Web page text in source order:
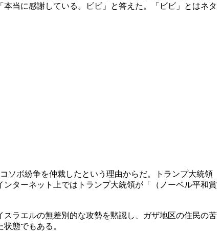
当に感謝している。ビビ」と答えた。「ビビ」とはネタ
ソボ紛争を仲裁したという理由からだ。トランプ大統領
ターネット上ではトランプ大統領が「（ノーベル平和賞
ラエルの無差別的な攻勢を黙認し、ガザ地区の住民の苦
態でもある。